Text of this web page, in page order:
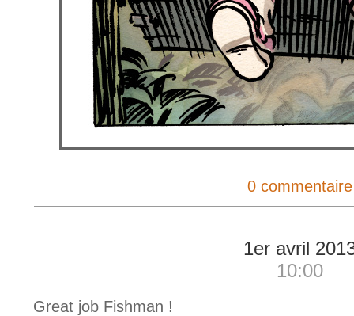
0 commentaire
1er avril
10:00
Great job Fishman !